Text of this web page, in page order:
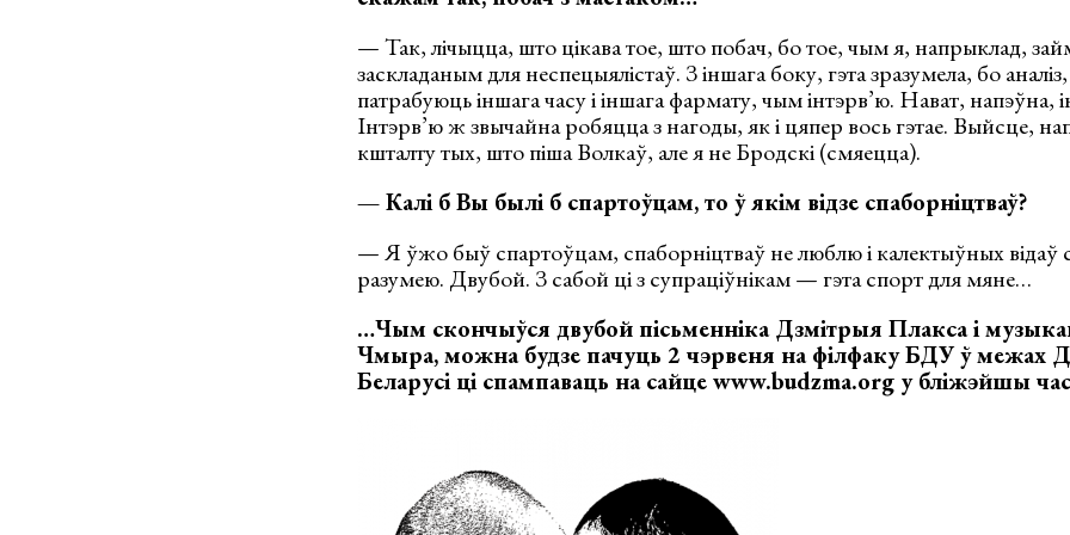
— Так, лічыцца, што цікава тое, што побач, бо тое, чым я, напрыклад,
заскладаным для неспецыялістаў. З іншага боку, гэта зразумела, бо
патрабуюць іншага часу і іншага фармату, чым інтэрв’ю. Нават, напэўна,
Інтэрв’ю ж звычайна робяцца з нагоды, як і цяпер вось гэтае. Выйсце,
кшталту тых, што піша Волкаў, але я не Бродскі (смяецца).
— Калі б Вы былі б спартоўцам, то ў якім відзе спаборніцтваў?
— Я ўжо быў спартоўцам, спаборніцтваў не люблю і калектыўных відаў
разумею. Двубой. З сабой ці з супраціўнікам — гэта спорт для мяне…
…Чым скончыўся двубой пісьменніка Дзмітрыя Плакса і
Чмыра, можна будзе пачуць 2 чэрвеня на філфаку БДУ ў межах
Беларусі ці спампаваць на сайце www.budzma.org у бліжэйшы